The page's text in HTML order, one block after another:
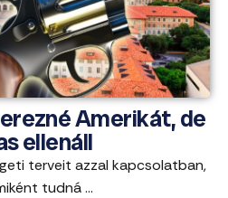
Amerikát, de
ellenáll
terveit azzal kapcsolatban,
tudná ...